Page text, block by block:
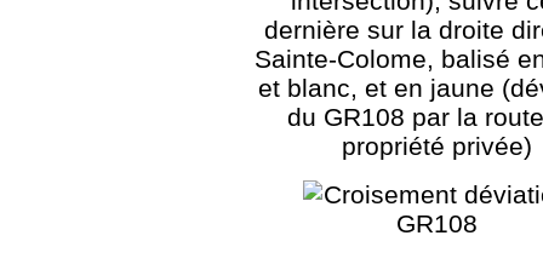
dernière sur la droite
Sainte-Colome, balisé
et blanc, et en jaune
du GR108 par la
propriété privée)